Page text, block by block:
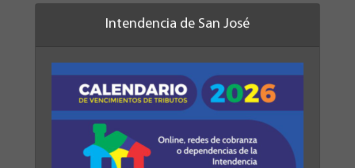
Intendencia de San José